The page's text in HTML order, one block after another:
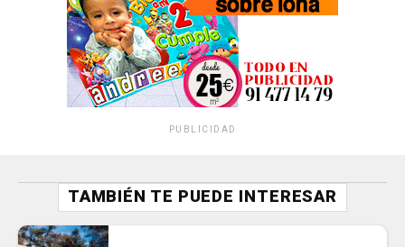
PUBLICIDAD
TAMBIÉN TE PUEDE INTERESAR